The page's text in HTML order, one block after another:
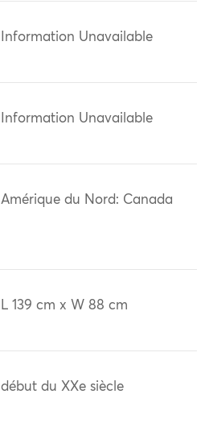
Information Unavailable
Information Unavailable
Amérique du Nord: Canada
L 139 cm x W 88 cm
début du XXe siècle